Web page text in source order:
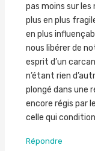
pas moins sur
plus en plus
en plus
nous libérer de
esprit d’un
n’étant rien
plongé dans une
encore régis par
celle qui
Répondre